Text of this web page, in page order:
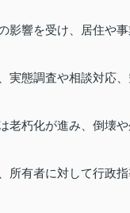
影響を受け、居住や
実態調査や相談対応
老朽化が進み、倒壊
所有者に対して行政